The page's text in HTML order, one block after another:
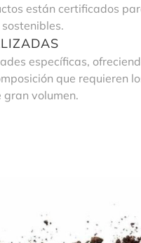
están certificados
específicas,
que requieren
volumen.